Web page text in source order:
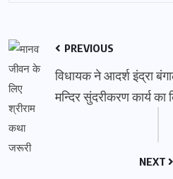
PREVIOUS
विधायक ने आदर्श इंद्रा
मन्दिर सुंदरीकरण कार्य का
NEXT